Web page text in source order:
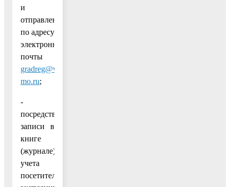
и
отправления
по адресу
электронной
почты
gradreg@vos-
mo.ru;
-
посредством
записи в
книге
(журнале)
учета
посетителей